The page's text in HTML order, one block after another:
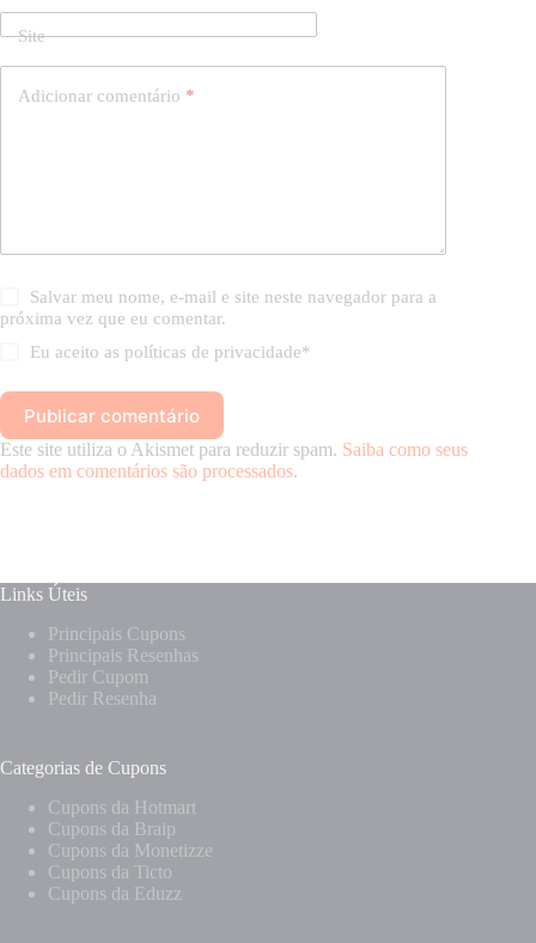
Site
Adicionar comentário *
Salvar meu nome, e-mail e site neste navegador para a
próxima vez que eu comentar.
Eu aceito as políticas de privacidade*
Publicar comentário
Este site utiliza o Akismet para reduzir spam. Saiba como seus
dados em comentários são processados.
Links Úteis
Principais Cupons
Principais Resenhas
Pedir Cupom
Pedir Resenha
Categorias de Cupons
Cupons da Hotmart
Cupons da Braip
Cupons da Monetizze
Cupons da Ticto
Cupons da Eduzz